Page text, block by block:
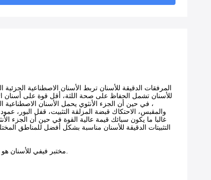
المرفقات الدقيقة للأسنان تربط الأسنان الاصطناعية الجزئية
للأسنان تشمل الحفاظ على صحة اللثة، أقل قوة على أسنان
، في حين أن الجزء الأنثوي يحمل الأسنان الاصطناعية
والمقبس، الاحتكاك قبضة المزلقة التثبيت، قفل
غالبا ما يكون سبائك قيمة عالية القوة في حين أن الجزء
التثبيتات الدقيقة للأسنان مناسبة بشكل أفضل للمناطق